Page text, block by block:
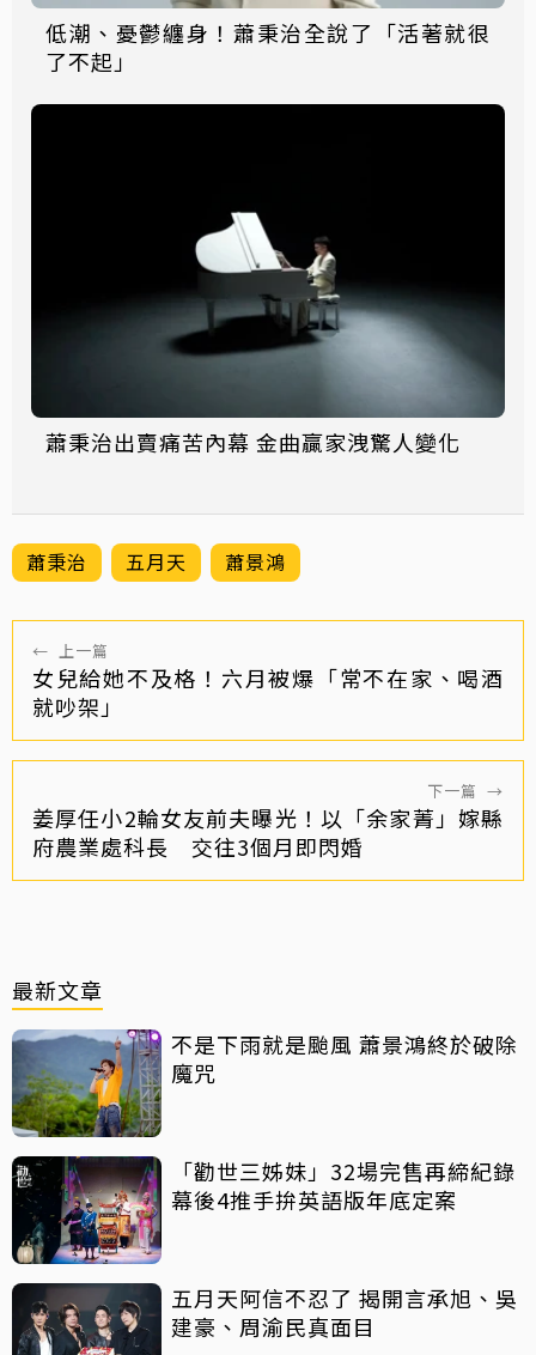
低潮、憂鬱纏身！蕭秉治全說了「活著就很
了不起」
蕭秉治出賣痛苦內幕 金曲贏家洩驚人變化
蕭秉治 五月天 蕭景鴻
← 上一篇
女兒給她不及格！六月被爆「常不在家、喝酒
就吵架」
下一篇 →
姜厚任小2輪女友前夫曝光！以「余家菁」嫁縣
府農業處科長 交往3個月即閃婚
最新文章
不是下雨就是颱風 蕭景鴻終於破除
魔咒
「勸世三姊妹」32場完售再締紀錄
幕後4推手拚英語版年底定案
五月天阿信不忍了 揭開言承旭、吳
建豪、周渝民真面目